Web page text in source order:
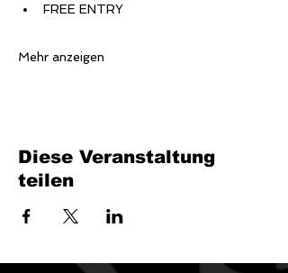
FREE ENTRY
Mehr anzeigen
Diese Veranstaltung
teilen